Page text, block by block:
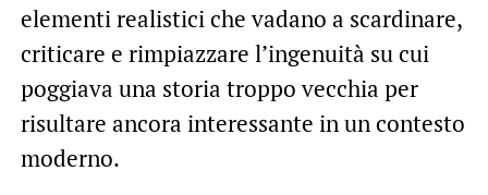
elementi realistici che vadano a scardinare,
criticare e rimpiazzare l’ingenuità su cui
poggiava una storia troppo vecchia per
risultare ancora interessante in un contesto
moderno.